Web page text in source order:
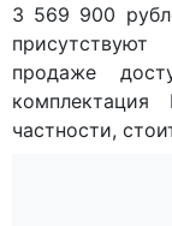
3 569 900
продаже
частности,